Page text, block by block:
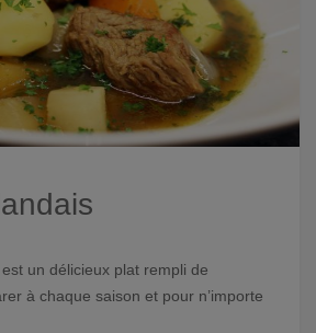
un délicieux plat rempli de
à chaque saison et pour n’importe